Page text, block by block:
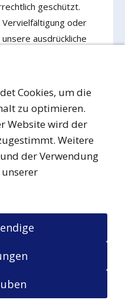
geschützt.
oder
ausdrückliche
und urheberrechtlich
Cookies, um die
zu optimieren.
Website wird der
Weitere
der Verwendung